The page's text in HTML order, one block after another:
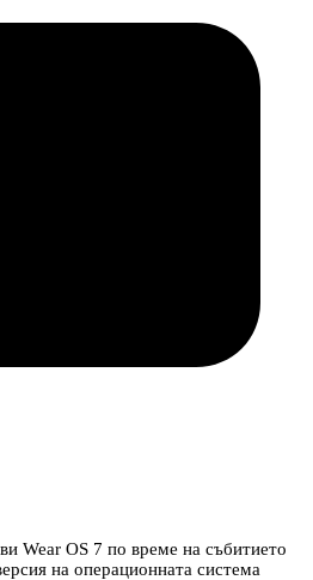
Wear OS 7 по време на събитието
на операционната система